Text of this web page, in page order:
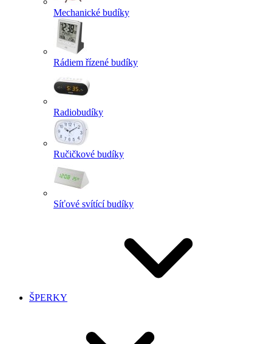
Mechanické budíky
Rádiem řízené budíky
Radiobudíky
Ručičkové budíky
Síťové svítící budíky
ŠPERKY